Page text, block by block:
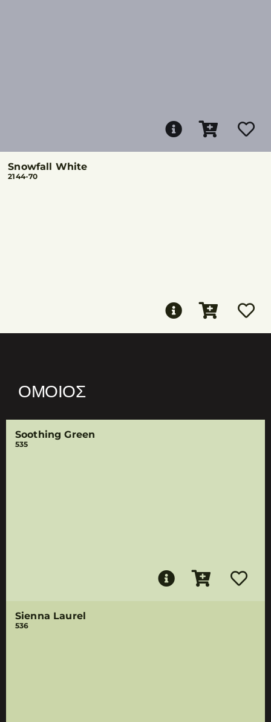
Snowfall White
2144-70
ΌΜΟΙΟΣ
Soothing Green
535
Sienna Laurel
536